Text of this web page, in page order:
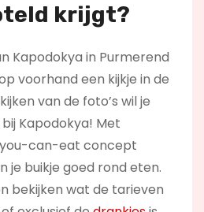
krijgt?
Kapodokya in Purmerend
voorhand een kijkje in de
van de foto’s wil je
Kapodokya! Met
can-eat concept
je buikje goed rond eten.
bekijken wat de tarieven